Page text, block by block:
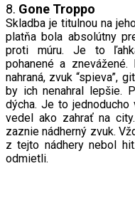
8. Gone Troppo
Skladba je titulnou na
platňa bola absolútny
proti múru. Je to
pohanené a znevážené.
nahraná, zvuk “spieva”,
by ich nenahral lepšie.
dýcha. Je to jednoducho
vedel ako zahrať na
zaznie nádherný zvuk.
z tejto nádhery nebol
odmietli.